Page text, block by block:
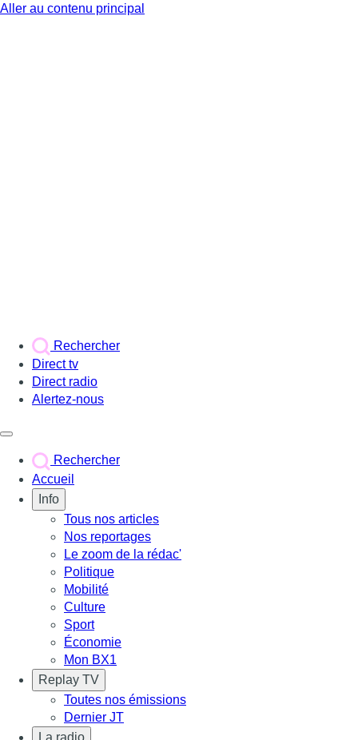
Aller au contenu principal
Rechercher
Direct tv
Direct radio
Alertez-nous
Rechercher
Accueil
Info
Tous nos articles
Nos reportages
Le zoom de la rédac'
Politique
Mobilité
Culture
Sport
Économie
Mon BX1
Replay TV
Toutes nos émissions
Dernier JT
La radio